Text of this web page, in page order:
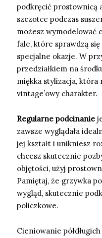
podkręcić prostownicą
szczotce podczas
możesz wymodelować
fale, które sprawdzą
specjalne okazje. W
przedziałkiem na
miękka stylizacja,
vintage’owy charakter.
Regularne podcinanie
zawsze wyglądała
jej kształt i unikniesz
chcesz skutecznie
objętości, użyj
Pamiętaj, że grzywka
wygląd, skutecznie
policzkowe.
Cieniowanie